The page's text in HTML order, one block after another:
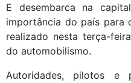
E desembarca na
importância do país para
realizado nesta terça-
do automobilismo.
Autoridades, pilotos e